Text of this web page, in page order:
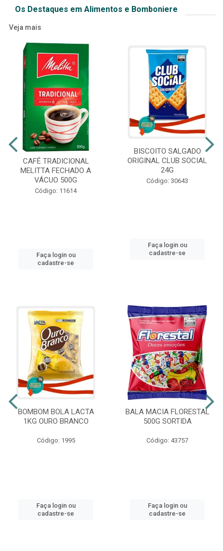
Os Destaques em Alimentos e Bomboniere
Veja mais
CAFÉ TRADICIONAL
MELITTA FECHADO A
VÁCUO 500G
Código: 11614
Faça login ou
cadastre-se
BISCOITO SALGADO
ORIGINAL CLUB SOCIAL
24G
Código: 30643
Faça login ou
cadastre-se
BOMBOM BOLA LACTA
1KG OURO BRANCO
Código: 1995
Faça login ou
cadastre-se
BALA MACIA FLORESTAL
500G SORTIDA
Código: 43757
Faça login ou
cadastre-se